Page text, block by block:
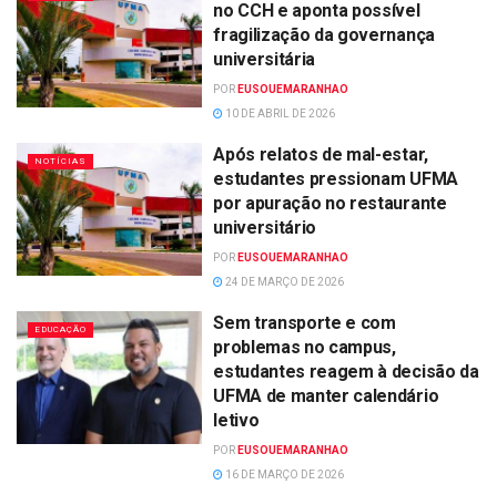
no CCH e aponta possível
fragilização da governança
universitária
POR EUSOUEMARANHAO
10 DE ABRIL DE 2026
NOTÍCIAS
Após relatos de mal-estar,
estudantes pressionam UFMA
por apuração no restaurante
universitário
POR EUSOUEMARANHAO
24 DE MARÇO DE 2026
EDUCAÇÃO
Sem transporte e com
problemas no campus,
estudantes reagem à decisão da
UFMA de manter calendário
letivo
POR EUSOUEMARANHAO
16 DE MARÇO DE 2026